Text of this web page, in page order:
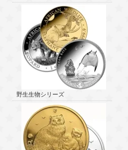
野生生物シリーズ